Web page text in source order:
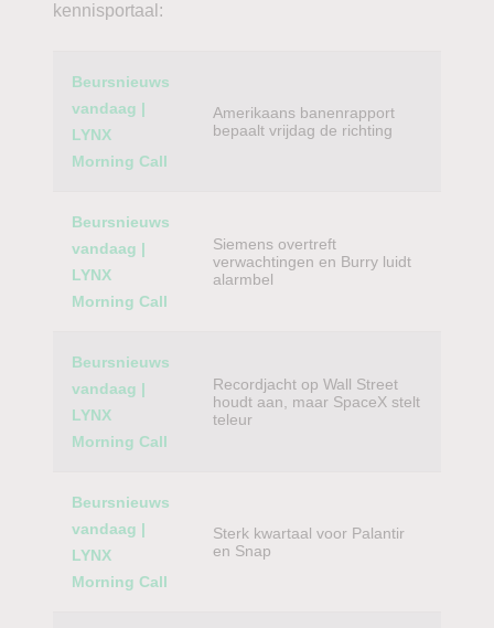
kennisportaal:
Category
Beursnieuws
vandaag |
LYNX
Morning Call
Amerikaans banenrapport
bepaalt vrijdag de richting
Beursnieuws
vandaag |
LYNX
Morning Call
Siemens overtreft
verwachtingen en Burry luidt
alarmbel
Beursnieuws
vandaag |
LYNX
Morning Call
Recordjacht op Wall Street
houdt aan, maar SpaceX stelt
teleur
Beursnieuws
vandaag |
LYNX
Morning Call
Sterk kwartaal voor Palantir
en Snap